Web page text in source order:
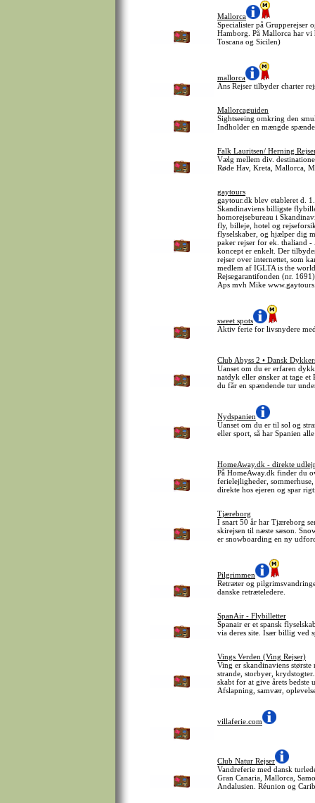
Mallorca
Specialister på
Hamborg. På Mallorca har
Toscana og Sicilen)
mallorca
Ans Rejser tilbyder charter
Mallorcaguiden
Sightseeing omkring den
Indholder en mængde
Falk Lauritsen/ Herning
Vælg mellem div.
Røde Hav, Kreta, Mallorca,
gaytours
gaytour.dk blev etableret d.
Skandinaviens billigste
homorejsebureau i
fly, billeje, hotel og
flyselskaber, og hjælper dig
paker rejser for ek. thaliand -
koncept er enkelt. Der
rejser over internettet, som
medlem af IGLTA is the
Rejsegarantifonden (nr.
Aps mvh Mike
sweet spots
Aktiv ferie for livsnydere
Club Abyss 2 • Dansk
Uanset om du er erfaren
natdyk eller ønsker at tage
du får en spændende tur
Nydspanien
Uanset om du er til sol og
eller sport, så har Spanien
HomeAway.dk - direkte
På HomeAway.dk finder du
ferielejligheder,
direkte hos ejeren og spar
Tjæreborg
I snart 50 år har Tjæreborg
skirejsen til næste sæson.
er snowboarding en ny
Pilgrimmen
Retræter og
danske retræteledere.
SpanAir - Flybilletter
Spanair er et spansk
via deres site. Især billig ved
Vings Verden (Ving Rejser)
Ving er skandinaviens
strande, storbyer,
skabt for at give årets bedste
Afslapning, samvær,
villaferie.com
Club Natur Rejser
Vandreferie med dansk
Gran Canaria, Mallorca,
Andalusien. Réunion og